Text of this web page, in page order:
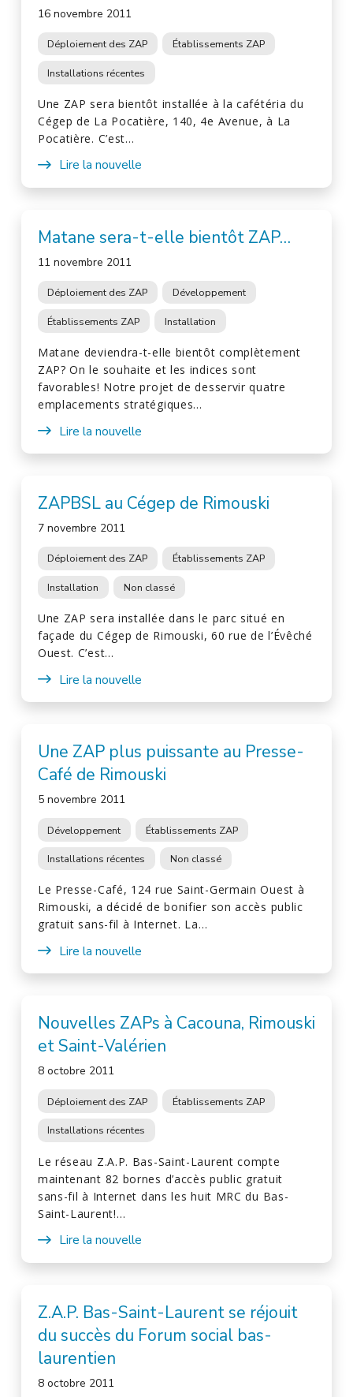
16 novembre 2011
Déploiement des ZAP Établissements ZAP
Installations récentes
Une ZAP sera bientôt installée à la cafétéria du
Cégep de La Pocatière, 140, 4e Avenue, à La
Pocatière. C’est…
Lire la nouvelle
Matane sera-t-elle bientôt ZAP…
11 novembre 2011
Déploiement des ZAP Développement
Établissements ZAP Installation
Matane deviendra-t-elle bientôt complètement
ZAP? On le souhaite et les indices sont
favorables! Notre projet de desservir quatre
emplacements stratégiques…
Lire la nouvelle
ZAPBSL au Cégep de Rimouski
7 novembre 2011
Déploiement des ZAP Établissements ZAP
Installation Non classé
Une ZAP sera installée dans le parc situé en
façade du Cégep de Rimouski, 60 rue de l’Évêché
Ouest. C’est…
Lire la nouvelle
Une ZAP plus puissante au Presse-
Café de Rimouski
5 novembre 2011
Développement Établissements ZAP
Installations récentes Non classé
Le Presse-Café, 124 rue Saint-Germain Ouest à
Rimouski, a décidé de bonifier son accès public
gratuit sans-fil à Internet. La…
Lire la nouvelle
Nouvelles ZAPs à Cacouna, Rimouski
et Saint-Valérien
8 octobre 2011
Déploiement des ZAP Établissements ZAP
Installations récentes
Le réseau Z.A.P. Bas-Saint-Laurent compte
maintenant 82 bornes d’accès public gratuit
sans-fil à Internet dans les huit MRC du Bas-
Saint-Laurent!…
Lire la nouvelle
Z.A.P. Bas-Saint-Laurent se réjouit
du succès du Forum social bas-
laurentien
8 octobre 2011